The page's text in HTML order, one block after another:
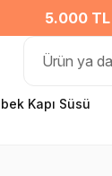
5.000 TL
Kapı Süsü